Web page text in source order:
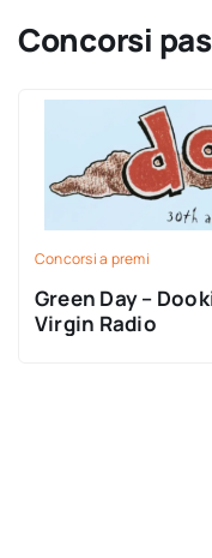
Concorsi
Concorsi a premi
Green Day –
Virgin Radio